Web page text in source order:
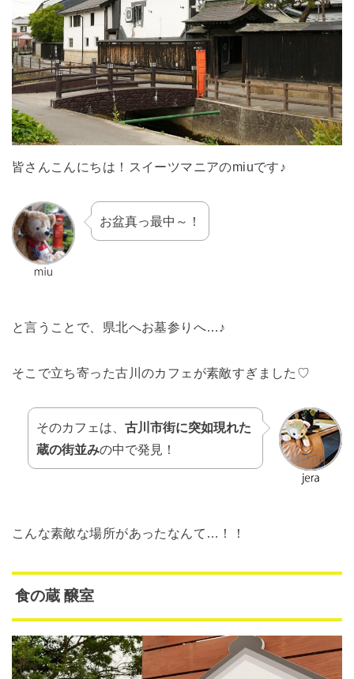
皆さんこんにちは！スイーツマニアのmiuです♪
お盆真っ最中～！
と言うことで、県北へお墓参りへ…♪
そこで立ち寄った古川のカフェが素敵すぎました♡
そのカフェは、 古川市街に突如現れた
蔵の街並みの中で発見！
こんな素敵な場所があったなんて…！！
食の蔵 醸室